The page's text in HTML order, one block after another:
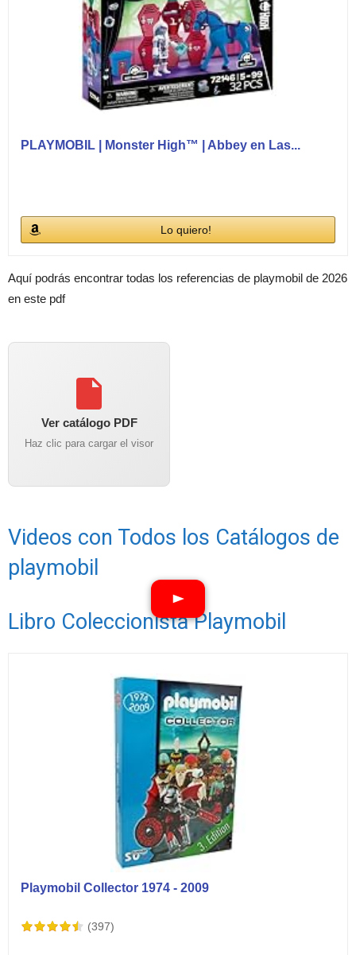
PLAYMOBIL | Monster High™ | Abbey en Las...
Lo quiero!
Aquí podrás encontrar todas los referencias de playmobil de 2026
en este pdf
Ver catálogo PDF
Haz clic para cargar el visor
Videos con Todos los Catálogos de
playmobil
Libro Coleccionista Playmobil
Playmobil Collector 1974 - 2009
(397)